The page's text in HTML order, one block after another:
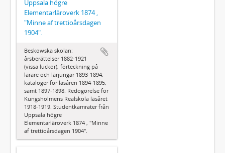
Uppsala högre
Elementarläroverk 1874 ,
"Minne af trettioårsdagen
1904".
Beskowska skolan:
årsberättelser 1882-1921
(vissa luckor), förteckning på
lärare och lärjungar 1893-1894,
kataloger för läsåren 1894-1895,
samt 1897-1898. Redogörelse för
Kungsholmens Realskola läsåret
1918-1919. Studentkamrater från
Uppsala högre
Elementarläroverk 1874 , "Minne
af trettioårsdagen 1904".